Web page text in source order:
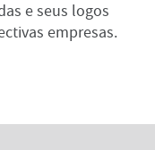
e seus logos
empresas.